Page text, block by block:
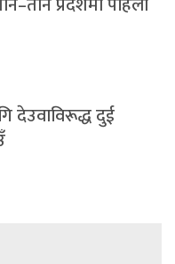
देउवाविरूद्ध दुई